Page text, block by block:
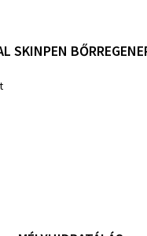
SKINPEN